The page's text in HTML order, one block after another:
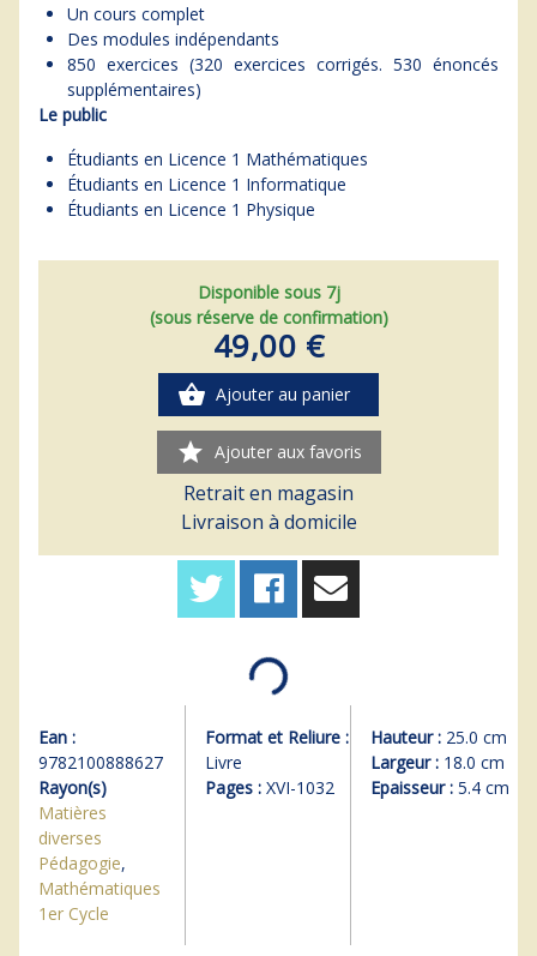
Un cours complet
Des modules indépendants
850 exercices (320 exercices corrigés. 530 énoncés
supplémentaires)
Le public
Étudiants en Licence 1 Mathématiques
Étudiants en Licence 1 Informatique
Étudiants en Licence 1 Physique
Disponible sous 7j
(sous réserve de confirmation)
49,00 €
shopping_basket Ajouter au panier
star Ajouter aux favoris
Retrait en magasin
Livraison à domicile
Ean :
9782100888627
Rayon(s)
Matières
diverses
Pédagogie,
Mathématiques
1er Cycle
Format et Reliure :
Livre
Pages :XVI-1032
Hauteur : 25.0 cm
Largeur : 18.0 cm
Epaisseur : 5.4 cm